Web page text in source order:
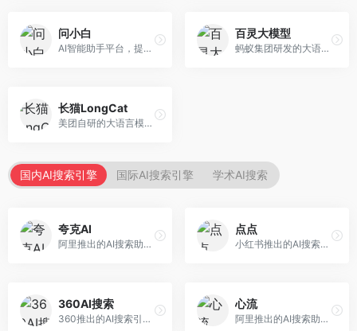
问小白
AI智能助手平台，提供知识问答、文本创作、文档处理等服务。面向普通用户和职场人士，操作简便，响应速度快，支持多场景应用。
百灵大模型
蚂蚁集团研发的大语言模型平台，专注于金融科技和企业服务。面向金融机构和企业客户，提供智能客服、风险分析、文档处理等服务，金融场景理解深入。
长猫LongCat
美团自研的大语言模型对话平台，专注于本地生活服务场景。面向美团生态用户，提供智能推荐、服务问答等功能，本地生活知识覆盖全面。
国内AI搜索引擎 国际AI搜索引擎 学术AI搜索
夸克AI
阿里推出的AI搜索助手，整合搜索与AI功能。面向年轻用户，提供智能搜索、文档处理、学习辅助等服务，与夸克生态深度整合。
点点
小红书推出的AI搜索应用，专注于生活方式内容搜索。面向小红书用户，提供生活攻略、消费决策、内容推荐等服务，生活方式内容丰富。
360AI搜索
360推出的AI搜索引擎，专注于安全智能搜索。面向普通用户，提供智能问答、网页搜索、内容整理等服务，安全防护能力强。
心流
阿里推出的AI搜索助手，专注于智能信息获取。面向普通用户，提供智能搜索、内容整理、知识问答等服务，与阿里生态深度整合。